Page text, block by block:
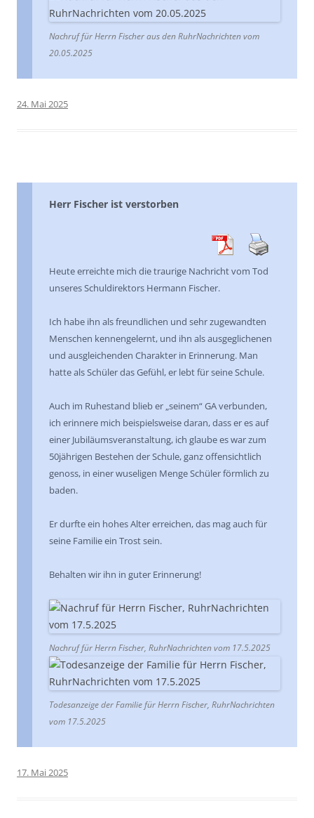
Nachruf für Herrn Fischer aus den RuhrNachrichten vom
20.05.2025
24. Mai 2025
Herr Fischer ist verstorben
Heute erreichte mich die traurige Nachricht vom Tod
unseres Schuldirektors Hermann Fischer.
Ich habe ihn als freundlichen und sehr zugewandten
Menschen kennengelernt, und ihn als ausgeglichenen
und ausgleichenden Charakter in Erinnerung. Man
hatte als Schüler das Gefühl, er lebt für seine Schule.
Auch im Ruhestand blieb er „seinem“ GA verbunden,
ich erinnere mich beispielsweise daran, dass er es auf
einer Jubiläumsveranstaltung, ich glaube es war zum
50jährigen Bestehen der Schule, ganz offensichtlich
genoss, in einer wuseligen Menge Schüler förmlich zu
baden.
Er durfte ein hohes Alter erreichen, das mag auch für
seine Familie ein Trost sein.
Behalten wir ihn in guter Erinnerung!
Nachruf für Herrn Fischer, RuhrNachrichten vom 17.5.2025
Todesanzeige der Familie für Herrn Fischer, RuhrNachrichten
vom 17.5.2025
17. Mai 2025